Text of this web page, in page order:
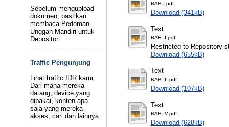
Sebelum mengupload
dokumen, pastikan
membaca Pedoman
Unggah Mandiri untuk
Depositor.
Traffic Pengunjung
Lihat traffic IDR kami.
Dari mana mereka
datang, device yang
dipakai, konten apa
saja yang mereka
akses, cari dan lainnya
BAB I.pdf
Download (341kB)
Text
BAB II.pdf
Restricted to Repository
Download (655kB)
Text
BAB III.pdf
Download (107kB)
Text
BAB IV.pdf
Download (628kB)